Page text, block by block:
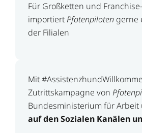
Für Großketten und
importiertPfotenpiloten gerne
der Filialen
Mit
Zutrittskampagne von
Bundesministerium für Arbeit
auf den Sozialen Kanälen